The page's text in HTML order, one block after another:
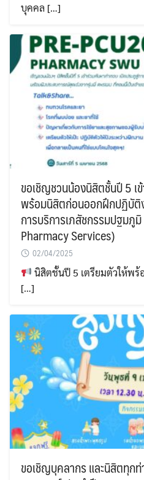
บุคคล […]
ขอเชิญชวนน้องนิสิตชั้นปี 5 เ
พร้อมนิสิตก่อนออกฝึกปฏิบัติ
การบริการเภสัชกรรมปฐมภู
Pharmacy Services)
02/04/2025
นิสิตชั้นปี 5 เตรียมตัวให้พร้
[…]
ขอเชิญบุคลากร และนิสิตทุก